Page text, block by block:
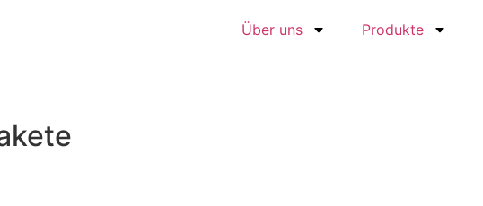
Über uns Produkte